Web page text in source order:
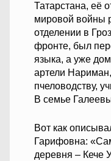
Татарстана, её
мировой войны
отделении в
фронте, был
языка, а уже
артели
пчеловодству,
В семье
Вот как
Гарифовна:
деревня – Кече